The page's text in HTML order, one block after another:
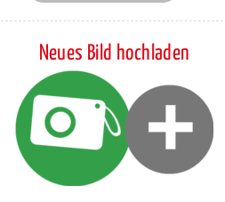
Neues Bild hochladen